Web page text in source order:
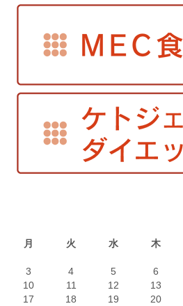
月 火 水 木
3
4 5 6
10
11 12 13
17
18 19 20